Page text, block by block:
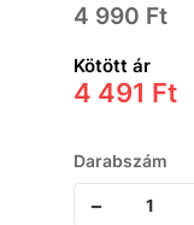
4 990 Ft
Kötött ár
4 491 Ft
Darabszám
-